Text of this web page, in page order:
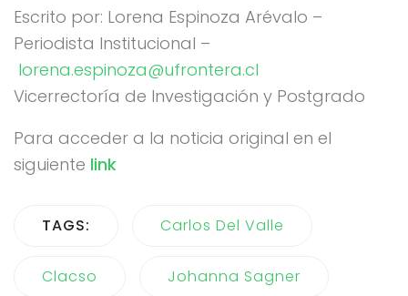
Escrito por: Lorena Espinoza Arévalo –
Periodista Institucional –
lorena.espinoza@ufrontera.cl
Vicerrectoría de Investigación y Postgrado
Para acceder a la noticia original en el
siguiente link
TAGS: Carlos Del Valle
Clacso Johanna Sagner